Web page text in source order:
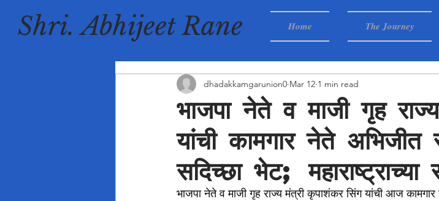
Shri. Abhijeet Rane Home The Journey
भाजपा नेते व माजी गृह
यांची कामगार नेते अभिजीत
सदिच्छा भेट; महाराष्ट्राच्या
dhadakkamgarunion0 Mar 12 1 min read
भाजपा नेते व माजी गृह राज्य मंत्री कृपाशंकर सिंग यांची आज